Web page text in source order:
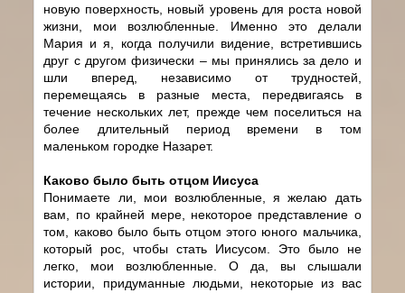
новую поверхность, новый уровень для роста новой
жизни, мои возлюбленные. Именно это делали
Мария и я, когда получили видение, встретившись
друг с другом физически – мы принялись за дело и
шли вперед, независимо от трудностей,
перемещаясь в разные места, передвигаясь в
течение нескольких лет, прежде чем поселиться на
более длительный период времени в том
маленьком городке Назарет.
Каково было быть отцом Иисуса
Понимаете ли, мои возлюбленные, я желаю дать
вам, по крайней мере, некоторое представление о
том, каково было быть отцом этого юного мальчика,
который рос, чтобы стать Иисусом. Это было не
легко, мои возлюбленные. О да, вы слышали
истории, придуманные людьми, некоторые из вас